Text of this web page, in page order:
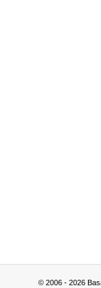
© 2006 - 2026